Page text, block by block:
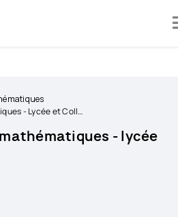
- Lycée et Collège
- lycée
privée